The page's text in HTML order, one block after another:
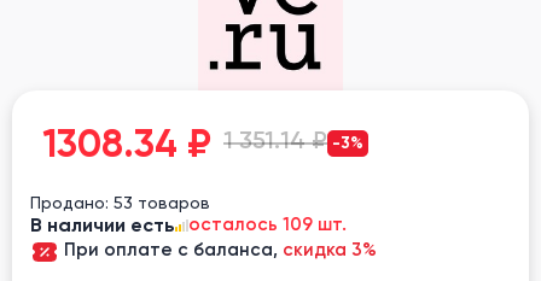
1308.34 ₽ 1 351.14 ₽ -3%
Продано: 53 товаров
В наличии есть
осталось 109 шт.
При оплате с баланса, скидка 3%